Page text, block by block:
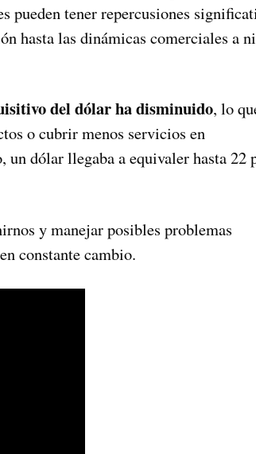
pueden tener repercusiones
hasta las dinámicas comerciales a
del dólar ha disminuido, lo
o cubrir menos servicios en
dólar llegaba a equivaler hasta 22
y manejar posibles problemas
constante cambio.